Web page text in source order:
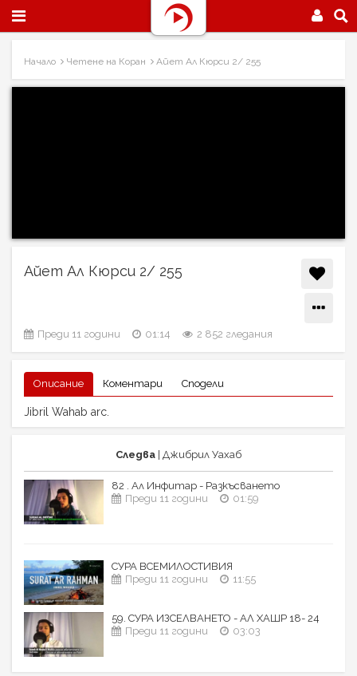
Начало Четене на Коран Айет Ал Кюрси 2/ 255
Айет Ал Кюрси 2/ 255
Преди 11 години 01:14 2 852 гледания
Описание Коментари Сподели
Jibril Wahab arc.
Следва | Джибрил Уахаб
82 . Ал Инфитар - Разкъсването
Преди 11 години
01:59
СУРА ВСЕМИЛОСТИВИЯ
Преди 11 години
11:55
59. СУРА ИЗСЕЛВАНЕТО - АЛ ХАШР 18- 24
Преди 11 години
03:03